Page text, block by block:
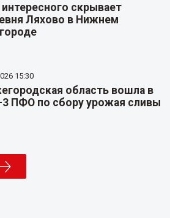
скрывает
Ляхово в Нижнем
15:30
область вошла в
3 ПФО по сбору урожая сливы